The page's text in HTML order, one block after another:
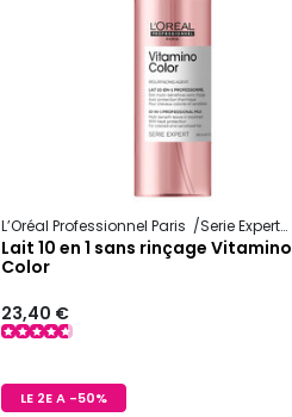
L’Oréal Professionnel Paris Serie Expert
Lait 10 en 1 sans rinçage Vitamino
Color
23,40 €
LE 2E A -50%